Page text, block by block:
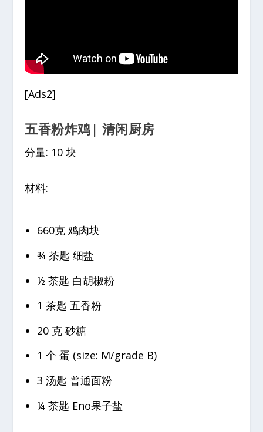
[Ads2]
五香粉炸鸡| 清闲厨房
分量: 10 块
材料:
660克 鸡肉块
¾ 茶匙 细盐
½ 茶匙 白胡椒粉
1 茶匙 五香粉
20 克 砂糖
1 个 蛋 (size: M/grade B)
3 汤匙 普通面粉
¼ 茶匙 Eno果子盐